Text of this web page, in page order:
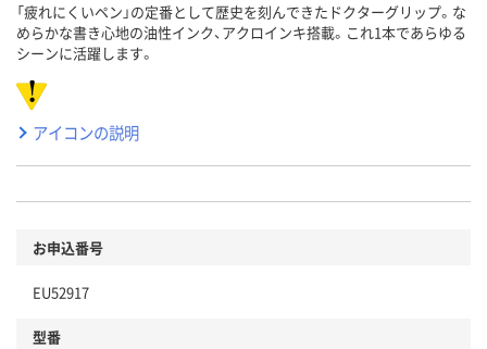
「疲れにくいペン」の定番として歴史を刻んできたドクターグリップ。な
めらかな書き心地の油性インク、アクロインキ搭載。これ1本であらゆる
シーンに活躍します。
アイコンの説明
お申込番号
EU52917
型番